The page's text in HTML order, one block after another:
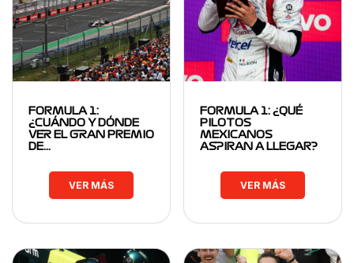
FORMULA 1:
¿CUÁNDO Y DÓNDE
VER EL GRAN PREMIO
DE…
VER MÁS
FORMULA 1: ¿QUÉ
PILOTOS
MEXICANOS
ASPIRAN A LLEGAR?
VER MÁS